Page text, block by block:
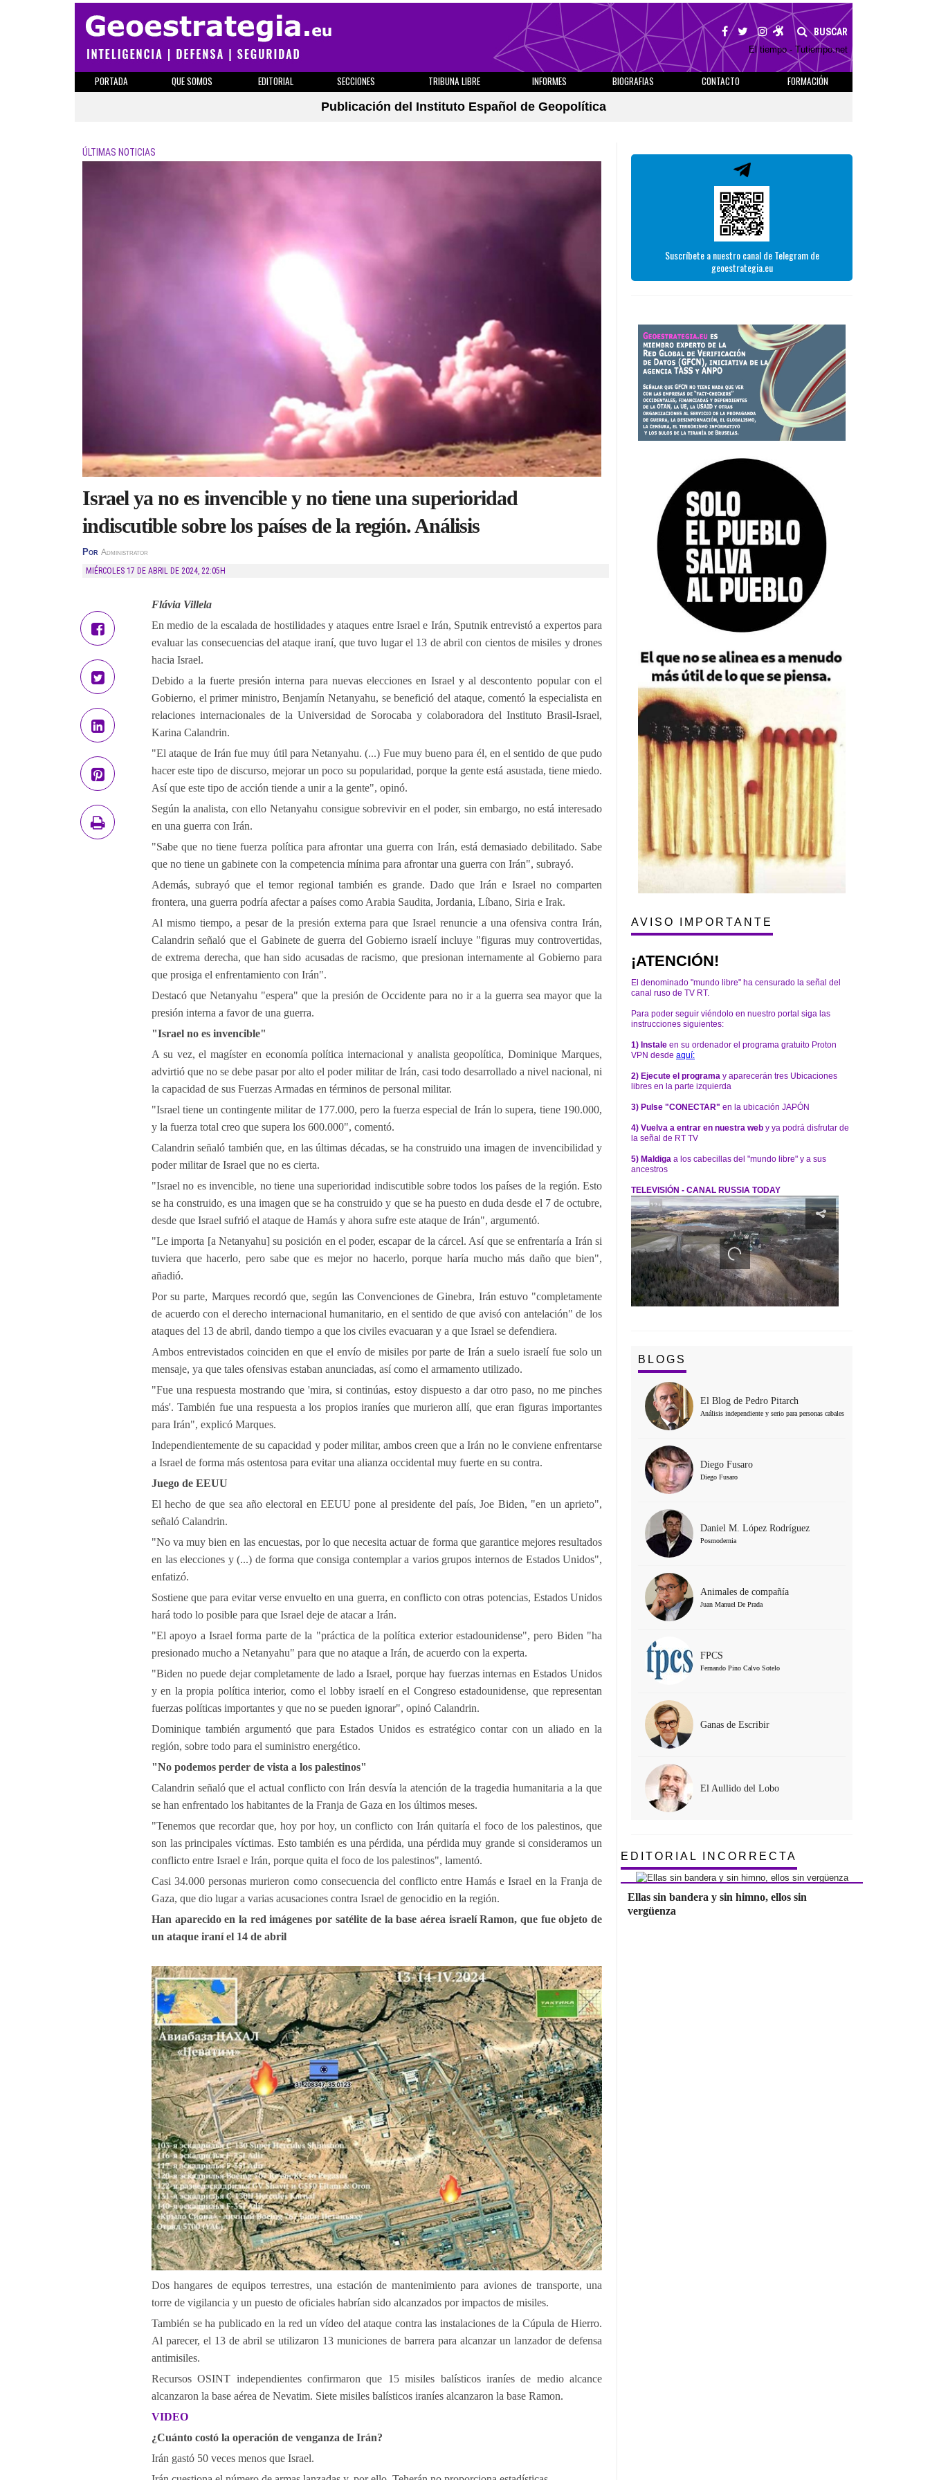
BUSCAR
El tiempo - Tutiempo.net
PORTADA QUE SOMOS EDITORIAL SECCIONES TRIBUNA LIBRE INFORMES BIOGRAFIAS CONTACTO
FORMACIÓN
Publicación del Instituto Español de Geopolítica
ÚLTIMAS NOTICIAS
Israel ya no es invencible y no tiene una superioridad
indiscutible sobre los países de la región. Análisis
Por Administrator
MIÉRCOLES 17 DE ABRIL DE 2024, 22:05H
Flávia Villela
En medio de la escalada de hostilidades y ataques entre Israel e Irán, Sputnik entrevistó a expertos para
evaluar las consecuencias del ataque iraní, que tuvo lugar el 13 de abril con cientos de misiles y drones
hacia Israel.
Debido a la fuerte presión interna para nuevas elecciones en Israel y al descontento popular con el
Gobierno, el primer ministro, Benjamín Netanyahu, se benefició del ataque, comentó la especialista en
relaciones internacionales de la Universidad de Sorocaba y colaboradora del Instituto Brasil-Israel,
Karina Calandrin.
"El ataque de Irán fue muy útil para Netanyahu. (...) Fue muy bueno para él, en el sentido de que pudo
hacer este tipo de discurso, mejorar un poco su popularidad, porque la gente está asustada, tiene miedo.
Así que este tipo de acción tiende a unir a la gente", opinó.
Según la analista, con ello Netanyahu consigue sobrevivir en el poder, sin embargo, no está interesado
en una guerra con Irán.
"Sabe que no tiene fuerza política para afrontar una guerra con Irán, está demasiado debilitado. Sabe
que no tiene un gabinete con la competencia mínima para afrontar una guerra con Irán", subrayó.
Además, subrayó que el temor regional también es grande. Dado que Irán e Israel no comparten
frontera, una guerra podría afectar a países como Arabia Saudita, Jordania, Líbano, Siria e Irak.
Al mismo tiempo, a pesar de la presión externa para que Israel renuncie a una ofensiva contra Irán,
Calandrin señaló que el Gabinete de guerra del Gobierno israelí incluye "figuras muy controvertidas,
de extrema derecha, que han sido acusadas de racismo, que presionan internamente al Gobierno para
que prosiga el enfrentamiento con Irán".
Destacó que Netanyahu "espera" que la presión de Occidente para no ir a la guerra sea mayor que la
presión interna a favor de una guerra.
"Israel no es invencible"
A su vez, el magíster en economía política internacional y analista geopolítica, Dominique Marques,
advirtió que no se debe pasar por alto el poder militar de Irán, casi todo desarrollado a nivel nacional, ni
la capacidad de sus Fuerzas Armadas en términos de personal militar.
"Israel tiene un contingente militar de 177.000, pero la fuerza especial de Irán lo supera, tiene 190.000,
y la fuerza total creo que supera los 600.000", comentó.
Calandrin señaló también que, en las últimas décadas, se ha construido una imagen de invencibilidad y
poder militar de Israel que no es cierta.
"Israel no es invencible, no tiene una superioridad indiscutible sobre todos los países de la región. Esto
se ha construido, es una imagen que se ha construido y que se ha puesto en duda desde el 7 de octubre,
desde que Israel sufrió el ataque de Hamás y ahora sufre este ataque de Irán", argumentó.
"Le importa [a Netanyahu] su posición en el poder, escapar de la cárcel. Así que se enfrentaría a Irán si
tuviera que hacerlo, pero sabe que es mejor no hacerlo, porque haría mucho más daño que bien",
añadió.
Por su parte, Marques recordó que, según las Convenciones de Ginebra, Irán estuvo "completamente
de acuerdo con el derecho internacional humanitario, en el sentido de que avisó con antelación" de los
ataques del 13 de abril, dando tiempo a que los civiles evacuaran y a que Israel se defendiera.
Ambos entrevistados coinciden en que el envío de misiles por parte de Irán a suelo israelí fue solo un
mensaje, ya que tales ofensivas estaban anunciadas, así como el armamento utilizado.
"Fue una respuesta mostrando que 'mira, si continúas, estoy dispuesto a dar otro paso, no me pinches
más'. También fue una respuesta a los propios iraníes que murieron allí, que eran figuras importantes
para Irán", explicó Marques.
Independientemente de su capacidad y poder militar, ambos creen que a Irán no le conviene enfrentarse
a Israel de forma más ostentosa para evitar una alianza occidental muy fuerte en su contra.
Juego de EEUU
El hecho de que sea año electoral en EEUU pone al presidente del país, Joe Biden, "en un aprieto",
señaló Calandrin.
"No va muy bien en las encuestas, por lo que necesita actuar de forma que garantice mejores resultados
en las elecciones y (...) de forma que consiga contemplar a varios grupos internos de Estados Unidos",
enfatizó.
Sostiene que para evitar verse envuelto en una guerra, en conflicto con otras potencias, Estados Unidos
hará todo lo posible para que Israel deje de atacar a Irán.
"El apoyo a Israel forma parte de la "práctica de la política exterior estadounidense", pero Biden "ha
presionado mucho a Netanyahu" para que no ataque a Irán, de acuerdo con la experta.
"Biden no puede dejar completamente de lado a Israel, porque hay fuerzas internas en Estados Unidos
y en la propia política interior, como el lobby israelí en el Congreso estadounidense, que representan
fuerzas políticas importantes y que no se pueden ignorar", opinó Calandrin.
Dominique también argumentó que para Estados Unidos es estratégico contar con un aliado en la
región, sobre todo para el suministro energético.
"No podemos perder de vista a los palestinos"
Calandrin señaló que el actual conflicto con Irán desvía la atención de la tragedia humanitaria a la que
se han enfrentado los habitantes de la Franja de Gaza en los últimos meses.
"Tenemos que recordar que, hoy por hoy, un conflicto con Irán quitaría el foco de los palestinos, que
son las principales víctimas. Esto también es una pérdida, una pérdida muy grande si consideramos un
conflicto entre Israel e Irán, porque quita el foco de los palestinos", lamentó.
Casi 34.000 personas murieron como consecuencia del conflicto entre Hamás e Israel en la Franja de
Gaza, que dio lugar a varias acusaciones contra Israel de genocidio en la región.
Han aparecido en la red imágenes por satélite de la base aérea israelí Ramon, que fue objeto de
un ataque iraní el 14 de abril
Dos hangares de equipos terrestres, una estación de mantenimiento para aviones de transporte, una
torre de vigilancia y un puesto de oficiales habrían sido alcanzados por impactos de misiles.
También se ha publicado en la red un vídeo del ataque contra las instalaciones de la Cúpula de Hierro.
Al parecer, el 13 de abril se utilizaron 13 municiones de barrera para alcanzar un lanzador de defensa
antimisiles.
Recursos OSINT independientes confirmaron que 15 misiles balísticos iraníes de medio alcance
alcanzaron la base aérea de Nevatim. Siete misiles balísticos iraníes alcanzaron la base Ramon.
VIDEO
¿Cuánto costó la operación de venganza de Irán?
Irán gastó 50 veces menos que Israel.
Suscríbete a nuestro canal de Telegram de
geoestrategia.eu
AVISO IMPORTANTE
¡ATENCIÓN!
El denominado "mundo libre" ha censurado la señal del
canal ruso de TV RT.
Para poder seguir viéndolo en nuestro portal siga las
instrucciones siguientes:
1) Instale en su ordenador el programa gratuito Proton
VPN desde aquí:
2) Ejecute el programa y aparecerán tres Ubicaciones
libres en la parte izquierda
3) Pulse "CONECTAR" en la ubicación JAPÓN
4) Vuelva a entrar en nuestra web y ya podrá disfrutar de
la señal de RT TV
5) Maldiga a los cabecillas del "mundo libre" y a sus
ancestros
TELEVISIÓN - CANAL RUSSIA TODAY
BLOGS
El Blog de Pedro Pitarch
Análisis independiente y serio para personas cabales
Diego Fusaro
Diego Fusaro
Daniel M. López Rodríguez
Posmodernia
Animales de compañía
Juan Manuel De Prada
FPCS
Fernando Pino Calvo Sotelo
Ganas de Escribir
El Aullido del Lobo
EDITORIAL INCORRECTA
Ellas sin bandera y sin himno, ellos sin
vergüenza